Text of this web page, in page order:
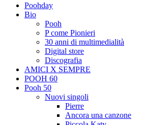
Poohday
Bio
Pooh
P come Pionieri
30 anni di multimedialità
Digital store
Discografia
AMICI X SEMPRE
POOH 60
Pooh 50
Nuovi singoli
Pierre
Ancora una canzone